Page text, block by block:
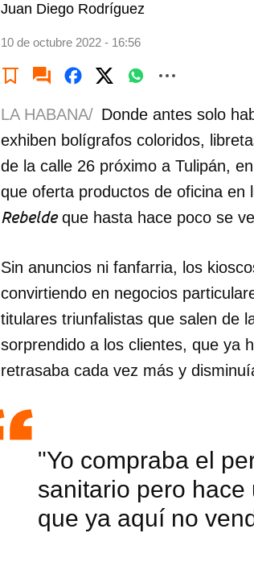
Juan Diego Rodríguez
10 de octubre 2022 - 16:56
LA HABANA/ Donde antes solo
exhiben bolígrafos coloridos,
de la calle 26 próximo a Tulipán,
que oferta productos de oficina en
Rebeldeque hasta hace poco se
Sin anuncios ni fanfarria, los
convirtiendo en negocios
titulares triunfalistas que salen de
sorprendido a los clientes, que ya
retrasaba cada vez más y
"Yo compraba el
sanitario pero
que ya aquí no